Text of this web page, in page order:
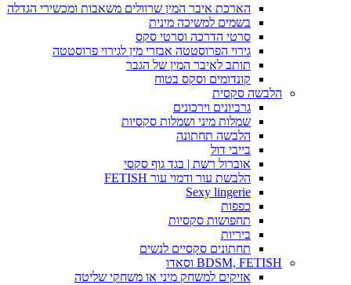
הארכת איבר המין שרוולים משאבות ומכשירי הגדלה
בשמים למשיכה מינית
סרטי הדרכה וסרטי סקס
גירוי הפרוסטטה אבזרי מין לגירוי פרוסטטה
תותב לאיבר המין של הגבר
קונדומים וסקס בטוח
הלבשה סקסית
גרביונים וירכונים
שמלות מיני ושמלות סקסיות
הלבשה תחתונה
בייבי דול
אוברול רשת | בגד גוף סקסי
הלבשת עור ודמוי עור FETISH
Sexy lingerie
כפפות
תחפושות סקסיות
ביריות
תחתונים סקסיים לנשים
BDSM, FETISH וסאדו
אזיקים למשחק מיני או משחקי שליטה